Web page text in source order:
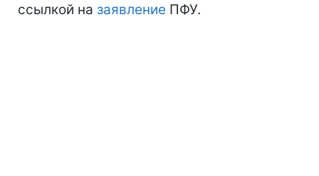
ссылкой на заявление ПФУ.